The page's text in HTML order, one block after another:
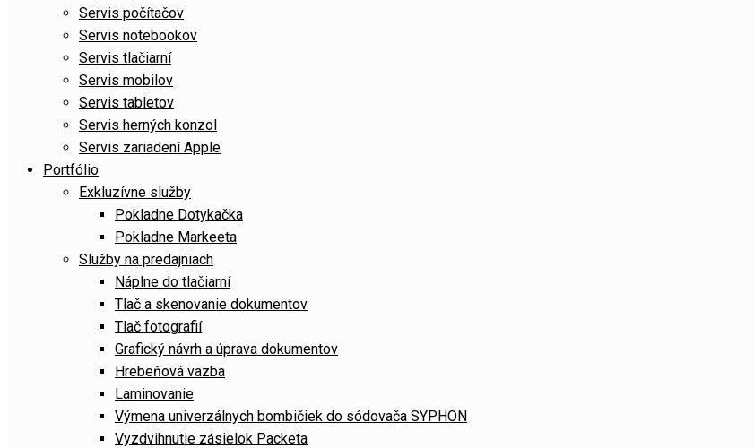
Servis počítačov
Servis notebookov
Servis tlačiarní
Servis mobilov
Servis tabletov
Servis herných konzol
Servis zariadení Apple
Portfólio
Exkluzívne služby
Pokladne Dotykačka
Pokladne Markeeta
Služby na predajniach
Náplne do tlačiarní
Tlač a skenovanie dokumentov
Tlač fotografií
Grafický návrh a úprava dokumentov
Hrebeňová väzba
Laminovanie
Výmena univerzálnych bombičiek do sódovača SYPHON
Vyzdvihnutie zásielok Packeta